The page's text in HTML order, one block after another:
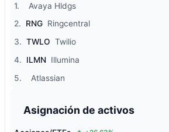
1. Avaya Hldgs
2.
RNG Ringcentral
3. TWLO Twilio
4.
ILMN Illumina
5.
Atlassian
Asignación de activos